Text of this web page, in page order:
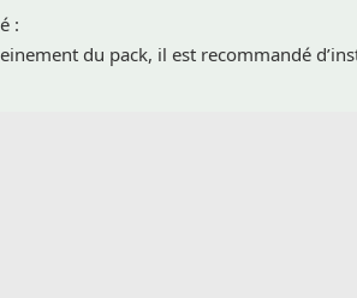
:
du pack, il est recommandé